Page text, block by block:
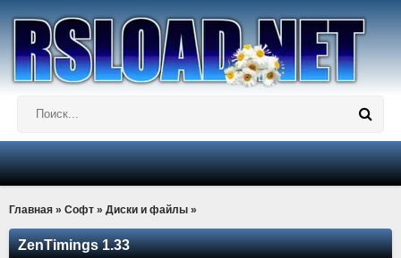
Главная » Софт » Диски и файлы »
ZenTimings 1.33